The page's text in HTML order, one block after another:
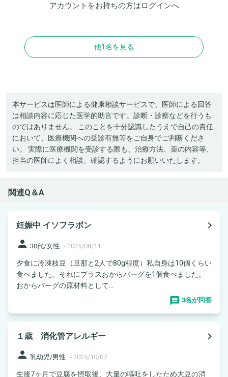
アカウントをお持ちの方はログインへ
他1名を見る
本サービスは医師による健康相談サービスで、医師による回答
は相談内容に応じた医学的助言です。診断・診察などを行うも
のではありません。 このことを十分認識したうえで自己の責任
において、医療機関への受診有無等をご自身でご判断くださ
い。 実際に医療機関を受診する際も、治療方法、薬の内容等、
担当の医師によく相談、確認するようにお願いいたします。
関連Q＆A
妊娠中 イソフラボン
navigate_next
person 30代/女性 - 2025/08/11
夕食に冷凍枝豆（旦那と2人で80g程度）私自身は10個くらい
食べました。それにプラスおからバーグを1個食べました。
おからバーグの原材料として...
3名が回答
１歳 消化管アレルギー
navigate_next
person 乳幼児/男性 - 2025/10/07
生後7ヶ月で豆腐を摂取後、大量の嘔吐をしたため大豆の消